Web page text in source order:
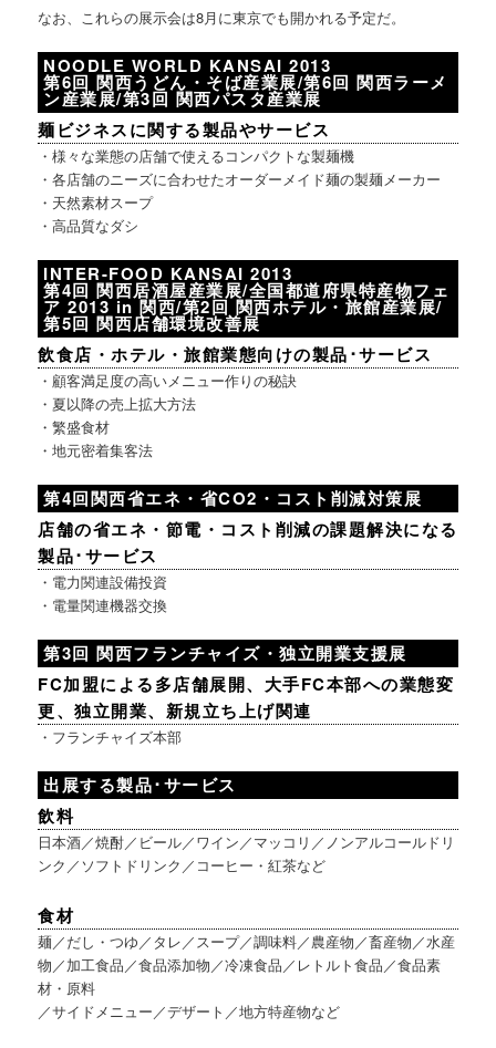
なお、これらの展示会は8月に東京でも開かれる予定だ。
NOODLE WORLD KANSAI 2013
第6回 関西うどん・そば産業展/第6回 関西ラーメ
ン産業展/第3回 関西パスタ産業展
麺ビジネスに関する製品やサービス
・様々な業態の店舗で使えるコンパクトな製麺機
・各店舗のニーズに合わせたオーダーメイド麺の製麺メーカー
・天然素材スープ
・高品質なダシ
INTER-FOOD KANSAI 2013
第4回 関西居酒屋産業展/全国都道府県特産物フェ
ア 2013 in 関西/第2回 関西ホテル・旅館産業展/
第5回 関西店舗環境改善展
飲食店・ホテル・旅館業態向けの製品･サービス
・顧客満足度の高いメニュー作りの秘訣
・夏以降の売上拡大方法
・繁盛食材
・地元密着集客法
第4回関西省エネ・省CO2・コスト削減対策展
店舗の省エネ・節電・コスト削減の課題解決になる
製品･サービス
・電力関連設備投資
・電量関連機器交換
第3回 関西フランチャイズ・独立開業支援展
FC加盟による多店舗展開、大手FC本部への業態変
更、独立開業、新規立ち上げ関連
・フランチャイズ本部
出展する製品･サービス
飲料
日本酒／焼酎／ビール／ワイン／マッコリ／ノンアルコールドリ
ンク／ソフトドリンク／コーヒー・紅茶など
食材
麺／だし・つゆ／タレ／スープ／調味料／農産物／畜産物／水産
物／加工食品／食品添加物／冷凍食品／レトルト食品／食品素
材・原料
／サイドメニュー／デザート／地方特産物など